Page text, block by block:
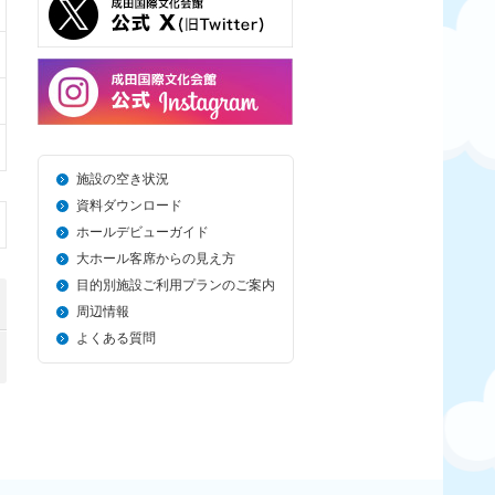
施設の空き状況
資料ダウンロード
ホールデビューガイド
大ホール客席からの見え方
目的別施設ご利用プランのご案内
周辺情報
よくある質問